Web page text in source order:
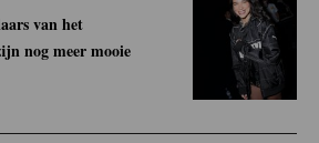
van het
nog meer mooie